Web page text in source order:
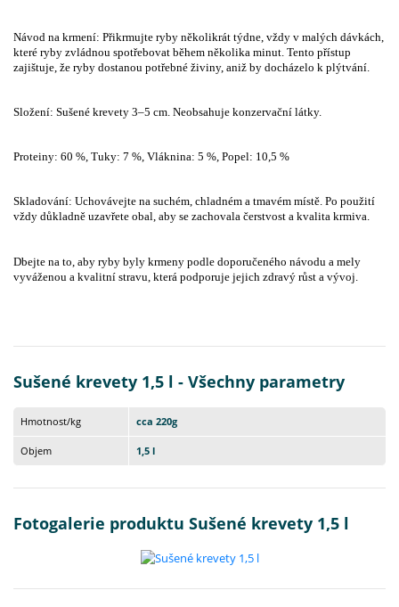
Návod na krmení: Přikrmujte ryby několikrát týdne, vždy v malých dávkách,
které ryby zvládnou spotřebovat během několika minut. Tento přístup
zajištuje, že ryby dostanou potřebné živiny, aniž by docházelo k plýtvání.
Složení: Sušené krevety 3–5 cm. Neobsahuje konzervační látky.
Proteiny: 60 %, Tuky: 7 %, Vláknina: 5 %, Popel: 10,5 %
Skladování: Uchovávejte na suchém, chladném a tmavém místě. Po použití
vždy důkladně uzavřete obal, aby se zachovala čerstvost a kvalita krmiva.
Dbejte na to, aby ryby byly krmeny podle doporučeného návodu a mely
vyváženou a kvalitní stravu, která podporuje jejich zdravý růst a vývoj.
Sušené krevety 1,5 l - Všechny parametry
Hmotnost/kg cca 220g
Objem 1,5 l
Fotogalerie produktu Sušené krevety 1,5 l